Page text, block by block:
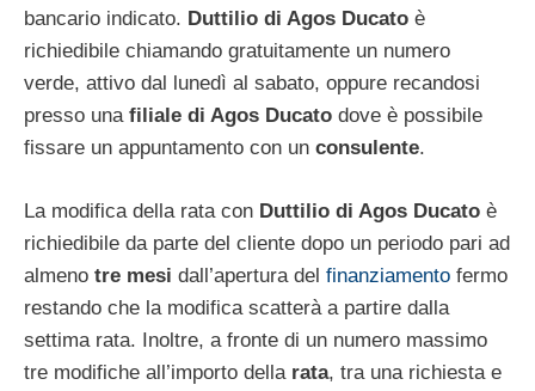
bancario indicato. Duttilio di Agos Ducato è
richiedibile chiamando gratuitamente un numero
verde, attivo dal lunedì al sabato, oppure recandosi
presso una filiale di Agos Ducato dove è possibile
fissare un appuntamento con un consulente.
La modifica della rata con Duttilio di Agos Ducato è
richiedibile da parte del cliente dopo un periodo pari ad
almeno tre mesi dall’apertura del finanziamento fermo
restando che la modifica scatterà a partire dalla
settima rata. Inoltre, a fronte di un numero massimo
tre modifiche all’importo della rata, tra una richiesta e